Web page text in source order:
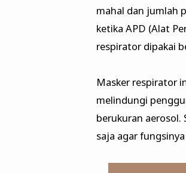
mahal dan jumlah
ketika APD (Alat
respirator dipakai
Masker respirator
melindungi
berukuran aerosol.
saja agar